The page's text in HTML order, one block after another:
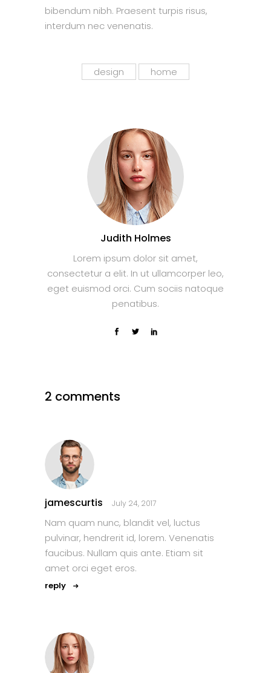
bibendum nibh. Praesent turpis risus,
interdum nec venenatis.
design home
Judith Holmes
Lorem ipsum dolor sit amet,
consectetur a elit. In ut ullamcorper leo,
eget euismod orci. Cum sociis natoque
penatibus.
2 comments
jamescurtis July 24, 2017
Nam quam nunc, blandit vel, luctus
pulvinar, hendrerit id, lorem. Venenatis
faucibus. Nullam quis ante. Etiam sit
amet orci eget eros.
reply